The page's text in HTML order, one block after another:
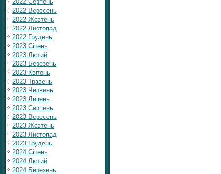
2022 Серпень
2022 Вересень
2022 Жовтень
2022 Листопад
2022 Грудень
2023 Січень
2023 Лютий
2023 Березень
2023 Квітень
2023 Травень
2023 Червень
2023 Липень
2023 Серпень
2023 Вересень
2023 Жовтень
2023 Листопад
2023 Грудень
2024 Січень
2024 Лютий
2024 Березень